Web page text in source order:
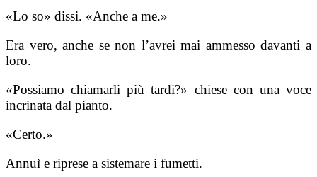
«Lo so» dissi. «Anche a me.»
Era vero, anche se non l’avrei mai ammesso davanti a
loro.
«Possiamo chiamarli più tardi?» chiese con una voce
incrinata dal pianto.
«Certo.»
Annuì e riprese a sistemare i fumetti.